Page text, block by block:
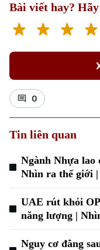
Bài viết hay?
0
Tin liên quan
Ngành Nhựa lao
Nhìn ra thế giới |
UAE rút khỏi
năng lượng |
Nguy cơ đằng